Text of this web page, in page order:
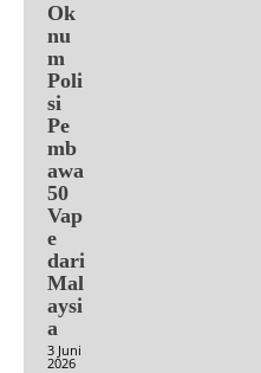
Ok
nu
m
Poli
si
Pe
mb
awa
50
Vap
e
dari
Mal
aysi
a
3 Juni
2026